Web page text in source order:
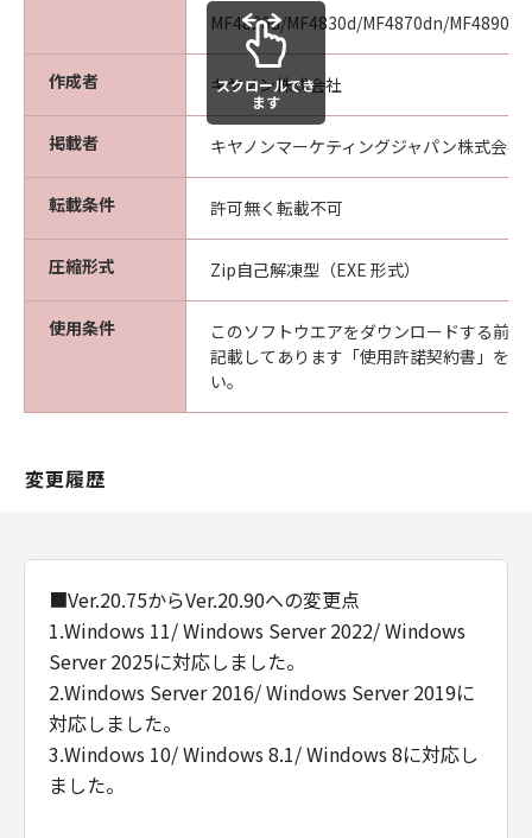
The Software is a "commercial item," as that
term is defined at 48 C.F.R. 2.101 (Oct 1995),
consisting of "commercial computer
software" and "commercial computer
software documentation," as such terms are
used in 48 C.F.R. 12.212 (Sept 1995).
Consistent with 48 C.F.R. 12.212 and 48 C.F.R.
227.7202-1 through 227.7202-4 (June 1995),
all U.S. Government End Users shall acquire
the Software with only those rights set forth
herein. Manufacturer is Canon Inc./30-2,
Shimomaruko 3-chome, Ohta-ku, Tokyo 146-
本条項中で使用される"the Software"とは、本
味し、指し示すものとします。
９．分離可能性
律により無効であると決定された場合でも、そ
す。
以上
キヤノン株式会社
MF4820d/MF4830d/MF4870dn/MF4890dw
作成者 キヤノン株式会社
掲載者 キヤノンマーケティングジャパン株式会社
転載条件 許可無く転載不可
圧縮形式 Zip自己解凍型（EXE 形式）
使用条件
このソフトウエアをダウンロードする前
記載してあります「使用許諾契約書」を
い。
スクロールでき
ます
変更履歴
■Ver.20.75からVer.20.90への変更点
1.Windows 11/ Windows Server 2022/ Windows
Server 2025に対応しました。
2.Windows Server 2016/ Windows Server 2019に
対応しました。
3.Windows 10/ Windows 8.1/ Windows 8に対応し
ました。